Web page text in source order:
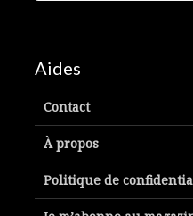
Aides
Contact
À propos
Politique de